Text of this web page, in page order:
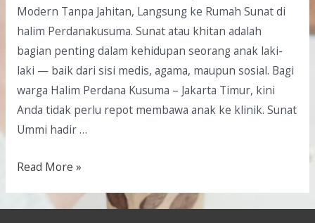
Modern Tanpa Jahitan, Langsung ke Rumah Sunat di
halim Perdanakusuma. Sunat atau khitan adalah
bagian penting dalam kehidupan seorang anak laki-
laki — baik dari sisi medis, agama, maupun sosial. Bagi
warga Halim Perdana Kusuma – Jakarta Timur, kini
Anda tidak perlu repot membawa anak ke klinik. Sunat
Ummi hadir …
Read More »